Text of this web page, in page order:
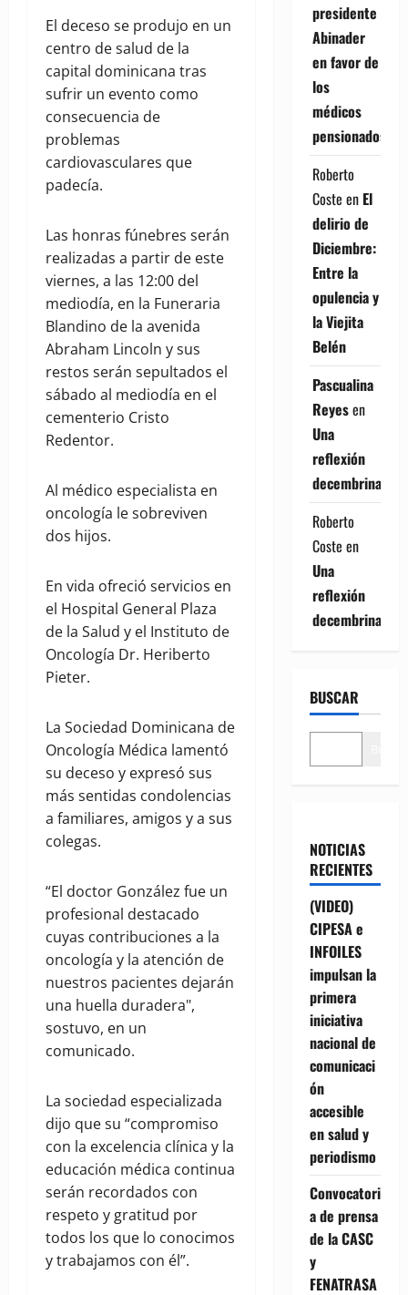
El deceso se produjo en un
centro de salud de la
capital dominicana tras
sufrir un evento como
consecuencia de
problemas
cardiovasculares que
padecía.
Las honras fúnebres serán
realizadas a partir de este
viernes, a las 12:00 del
mediodía, en la Funeraria
Blandino de la avenida
Abraham Lincoln y sus
restos serán sepultados el
sábado al mediodía en el
cementerio Cristo
Redentor.
Al médico especialista en
oncología le sobreviven
dos hijos.
En vida ofreció servicios en
el Hospital General Plaza
de la Salud y el Instituto de
Oncología Dr. Heriberto
Pieter.
La Sociedad Dominicana de
Oncología Médica lamentó
su deceso y expresó sus
más sentidas condolencias
a familiares, amigos y a sus
colegas.
“El doctor González fue un
profesional destacado
cuyas contribuciones a la
oncología y la atención de
nuestros pacientes dejarán
una huella duradera",
sostuvo, en un
comunicado.
La sociedad especializada
dijo que su “compromiso
con la excelencia clínica y la
educación médica continua
serán recordados con
respeto y gratitud por
todos los que lo conocimos
y trabajamos con él”.
presidente
Abinader
en favor de
los
médicos
pensionados
Roberto
Coste en El
delirio de
Diciembre:
Entre la
opulencia y
la Viejita
Belén
Pascualina
Reyesen
Una
reflexión
decembrina
Roberto
Coste en
Una
reflexión
decembrina
BUSCAR
NOTICIAS
RECIENTES
(VIDEO)
CIPESA e
INFOILES
impulsan la
primera
iniciativa
nacional de
comunicaci
ón
accesible
en salud y
periodismo
Convocatori
a de prensa
de la CASC
y
FENATRASA